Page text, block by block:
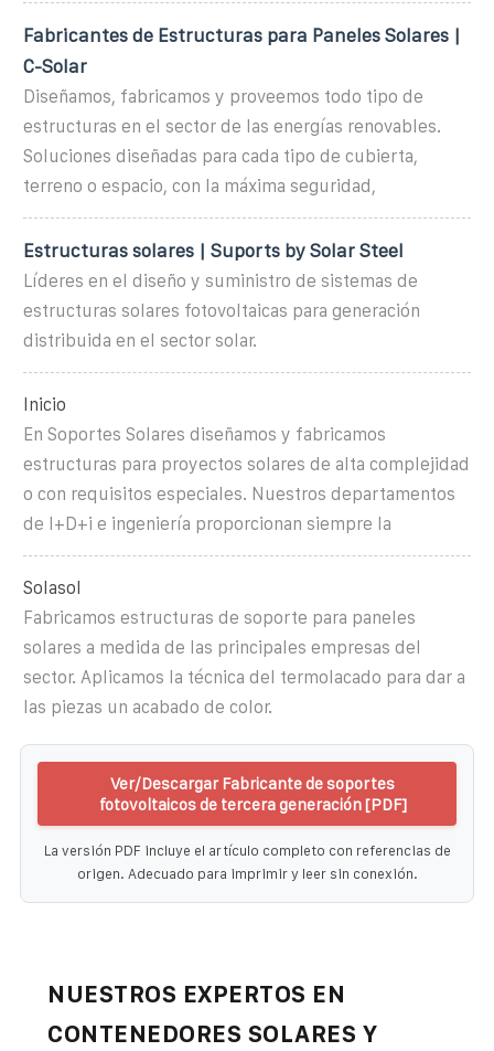
Fabricantes de Estructuras para Paneles Solares |
C-Solar
Diseñamos, fabricamos y proveemos todo tipo de
estructuras en el sector de las energías renovables.
Soluciones diseñadas para cada tipo de cubierta,
terreno o espacio, con la máxima seguridad,
Estructuras solares | Suports by Solar Steel
Líderes en el diseño y suministro de sistemas de
estructuras solares fotovoltaicas para generación
distribuida en el sector solar.
Inicio
En Soportes Solares diseñamos y fabricamos
estructuras para proyectos solares de alta complejidad
o con requisitos especiales. Nuestros departamentos
de I+D+i e ingeniería proporcionan siempre la
Solasol
Fabricamos estructuras de soporte para paneles
solares a medida de las principales empresas del
sector. Aplicamos la técnica del termolacado para dar a
las piezas un acabado de color.
Ver/Descargar Fabricante de soportes
fotovoltaicos de tercera generación [PDF]
La versión PDF incluye el artículo completo con referencias de
origen. Adecuado para imprimir y leer sin conexión.
NUESTROS EXPERTOS EN
CONTENEDORES SOLARES Y